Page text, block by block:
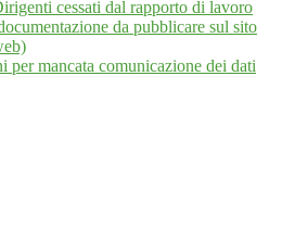
cessati dal rapporto di lavoro
da pubblicare sul sito
per mancata comunicazione dei dati